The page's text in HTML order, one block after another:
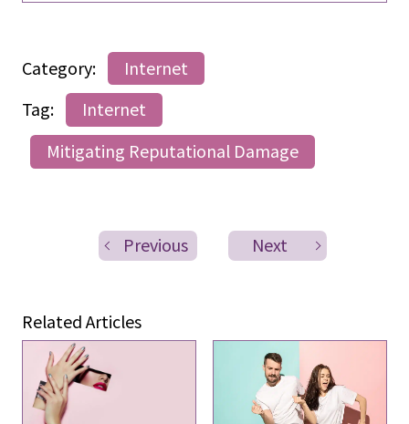
Category:
Internet
Tag:
Internet
Mitigating Reputational Damage
Previous Next
Related Articles